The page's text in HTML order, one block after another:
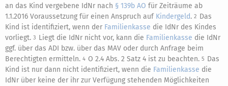
an das Kind vergebene IdNr nach § 139b AO für Zeiträume ab
1.1.2016 Voraussetzung für einen Anspruch auf Kindergeld. 2 Das
Kind ist identifiziert, wenn der Familienkasse die IdNr des Kindes
vorliegt. 3 Liegt die IdNr nicht vor, kann die Familienkasse die IdNr
ggf. über das ADI bzw. über das MAV oder durch Anfrage beim
Berechtigten ermitteln. 4 O 2.4 Abs. 2 Satz 4 ist zu beachten. 5 Das
Kind ist nur dann nicht identifiziert, wenn die Familienkasse die
IdNr über keine der ihr zur Verfügung stehenden Möglichkeiten